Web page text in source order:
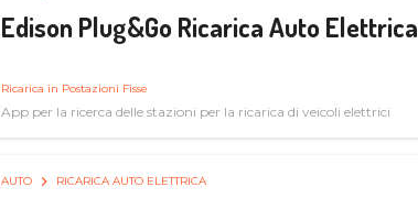
Edison Plug&Go Ricarica Auto Elettrica
Ricarica in Postazioni Fisse
App per la ricerca delle stazioni per la ricarica di veicoli elettrici
AUTO RICARICA AUTO ELETTRICA